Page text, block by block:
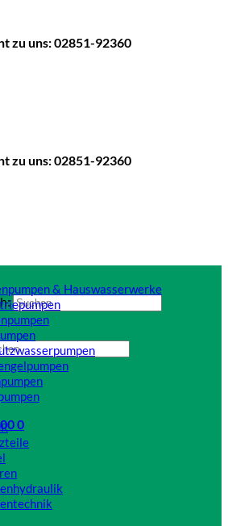
zu uns: 02851-92360
zu uns: 02851-92360
0
& Hauswasserwerke